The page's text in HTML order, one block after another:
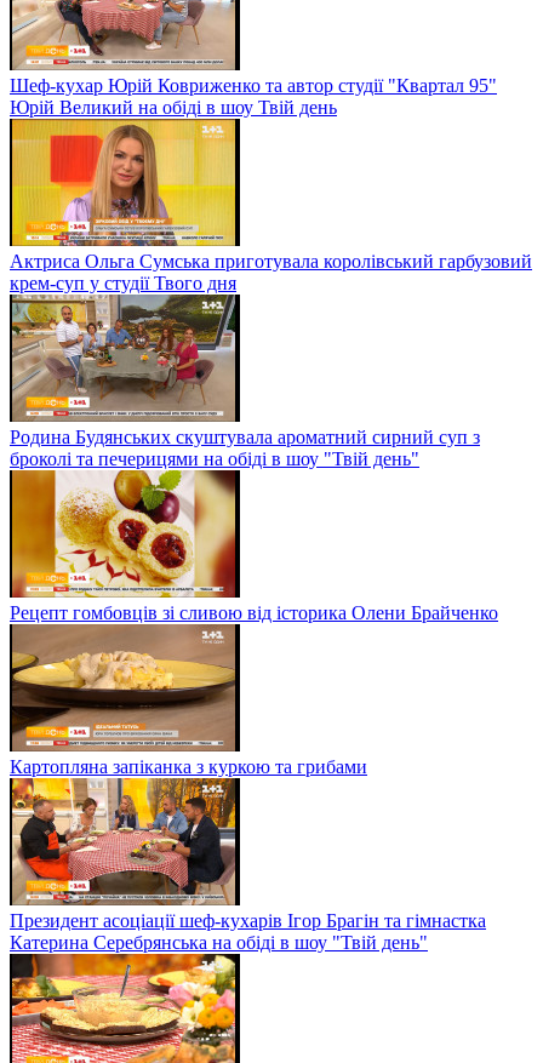
Шеф-кухар Юрій Ковриженко та автор студії "Квартал 95"
Юрій Великий на обіді в шоу Твій день
Актриса Ольга Сумська приготувала королівський гарбузовий
крем-суп у студії Твого дня
Родина Будянських скуштувала ароматний сирний суп з
броколі та печерицями на обіді в шоу "Твій день"
Рецепт гомбовців зі сливою від історика Олени Брайченко
Картопляна запіканка з куркою та грибами
Президент асоціації шеф-кухарів Ігор Брагін та гімнастка
Катерина Серебрянська на обіді в шоу "Твій день"